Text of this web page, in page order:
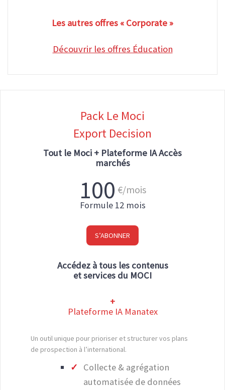
Les autres offres « Corporate »
Découvrir les offres Éducation
Pack Le Moci
Export Decision
Tout le Moci + Plateforme IA Accès
marchés
100 €/mois
Formule 12 mois
S’ABONNER
Accédez à tous les contenus
et services du MOCI
+
Plateforme IA Manatex
Un outil unique pour prioriser et structurer vos plans
de prospection à l’international.
Collecte & agrégation
automatisée de données